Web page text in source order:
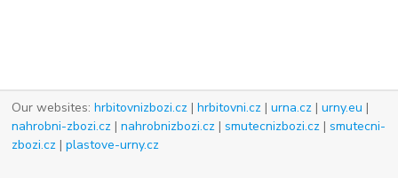
Our websites:hrbitovnizbozi.cz |hrbitovni.cz |urna.cz |urny.eu |
nahrobni-zbozi.cz |nahrobnizbozi.cz |smutecnizbozi.cz |smutecni-
zbozi.cz |plastove-urny.cz